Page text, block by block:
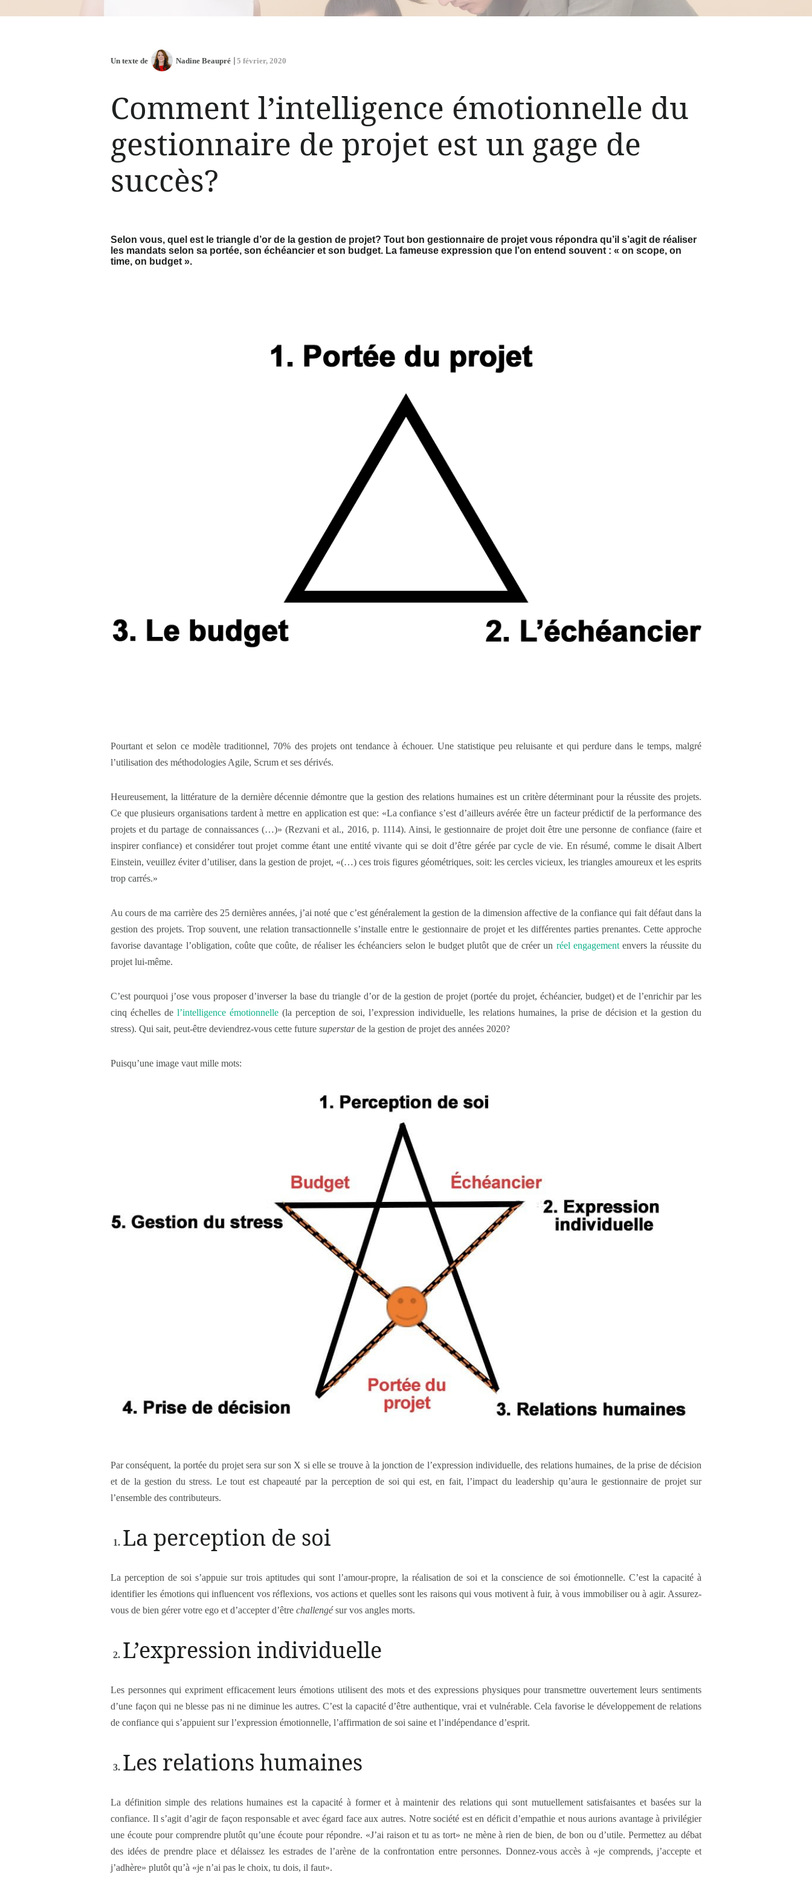
Un texte de Nadine Beaupré 5 février, 2020
Comment l’intelligence émotionnelle du
gestionnaire de projet est un gage de
succès?
Selon vous, quel est le triangle d’or de la gestion de projet? Tout bon gestionnaire de projet vous répondra qu’il s’agit de réaliser
les mandats selon sa portée, son échéancier et son budget. La fameuse expression que l’on entend souvent : « on scope, on
time, on budget ».
Pourtant et selon ce modèle traditionnel, 70% des projets ont tendance à échouer. Une statistique peu reluisante et qui perdure dans le temps, malgré
l’utilisation des méthodologies Agile, Scrum et ses dérivés.
Heureusement, la littérature de la dernière décennie démontre que la gestion des relations humaines est un critère déterminant pour la réussite des projets.
Ce que plusieurs organisations tardent à mettre en application est que: «La confiance s’est d’ailleurs avérée être un facteur prédictif de la performance des
projets et du partage de connaissances (…)» (Rezvani et al., 2016, p. 1114). Ainsi, le gestionnaire de projet doit être une personne de confiance (faire et
inspirer confiance) et considérer tout projet comme étant une entité vivante qui se doit d’être gérée par cycle de vie. En résumé, comme le disait Albert
Einstein, veuillez éviter d’utiliser, dans la gestion de projet, «(…) ces trois figures géométriques, soit: les cercles vicieux, les triangles amoureux et les esprits
trop carrés.»
Au cours de ma carrière des 25 dernières années, j’ai noté que c’est généralement la gestion de la dimension affective de la confiance qui fait défaut dans la
gestion des projets. Trop souvent, une relation transactionnelle s’installe entre le gestionnaire de projet et les différentes parties prenantes. Cette approche
favorise davantage l’obligation, coûte que coûte, de réaliser les échéanciers selon le budget plutôt que de créer un réel engagementenvers la réussite du
projet lui-même.
C’est pourquoi j’ose vous proposer d’inverser la base du triangle d’or de la gestion de projet (portée du projet, échéancier, budget) et de l’enrichir par les
cinq échelles de l’intelligence émotionnelle (la perception de soi, l’expression individuelle, les relations humaines, la prise de décision et la gestion du
stress). Qui sait, peut-être deviendrez-vous cette future superstarde la gestion de projet des années 2020?
Puisqu’une image vaut mille mots:
Par conséquent, la portée du projet sera sur son X si elle se trouve à la jonction de l’expression individuelle, des relations humaines, de la prise de décision
et de la gestion du stress. Le tout est chapeauté par la perception de soi qui est, en fait, l’impact du leadership qu’aura le gestionnaire de projet sur
l’ensemble des contributeurs.
La perception de soi
La perception de soi s’appuie sur trois aptitudes qui sont l’amour-propre, la réalisation de soi et la conscience de soi émotionnelle. C’est la capacité à
identifier les émotions qui influencent vos réflexions, vos actions et quelles sont les raisons qui vous motivent à fuir, à vous immobiliser ou à agir. Assurez-
vous de bien gérer votre ego et d’accepter d’être challengésur vos angles morts.
L’expression individuelle
Les personnes qui expriment efficacement leurs émotions utilisent des mots et des expressions physiques pour transmettre ouvertement leurs sentiments
d’une façon qui ne blesse pas ni ne diminue les autres. C’est la capacité d’être authentique, vrai et vulnérable. Cela favorise le développement de relations
de confiance qui s’appuient sur l’expression émotionnelle, l’affirmation de soi saine et l’indépendance d’esprit.
Les relations humaines
La définition simple des relations humaines est la capacité à former et à maintenir des relations qui sont mutuellement satisfaisantes et basées sur la
confiance. Il s’agit d’agir de façon responsable et avec égard face aux autres. Notre société est en déficit d’empathie et nous aurions avantage à privilégier
une écoute pour comprendre plutôt qu’une écoute pour répondre. «J’ai raison et tu as tort» ne mène à rien de bien, de bon ou d’utile. Permettez au débat
des idées de prendre place et délaissez les estrades de l’arène de la confrontation entre personnes. Donnez-vous accès à «je comprends, j’accepte et
j’adhère» plutôt qu’à «je n’ai pas le choix, tu dois, il faut».